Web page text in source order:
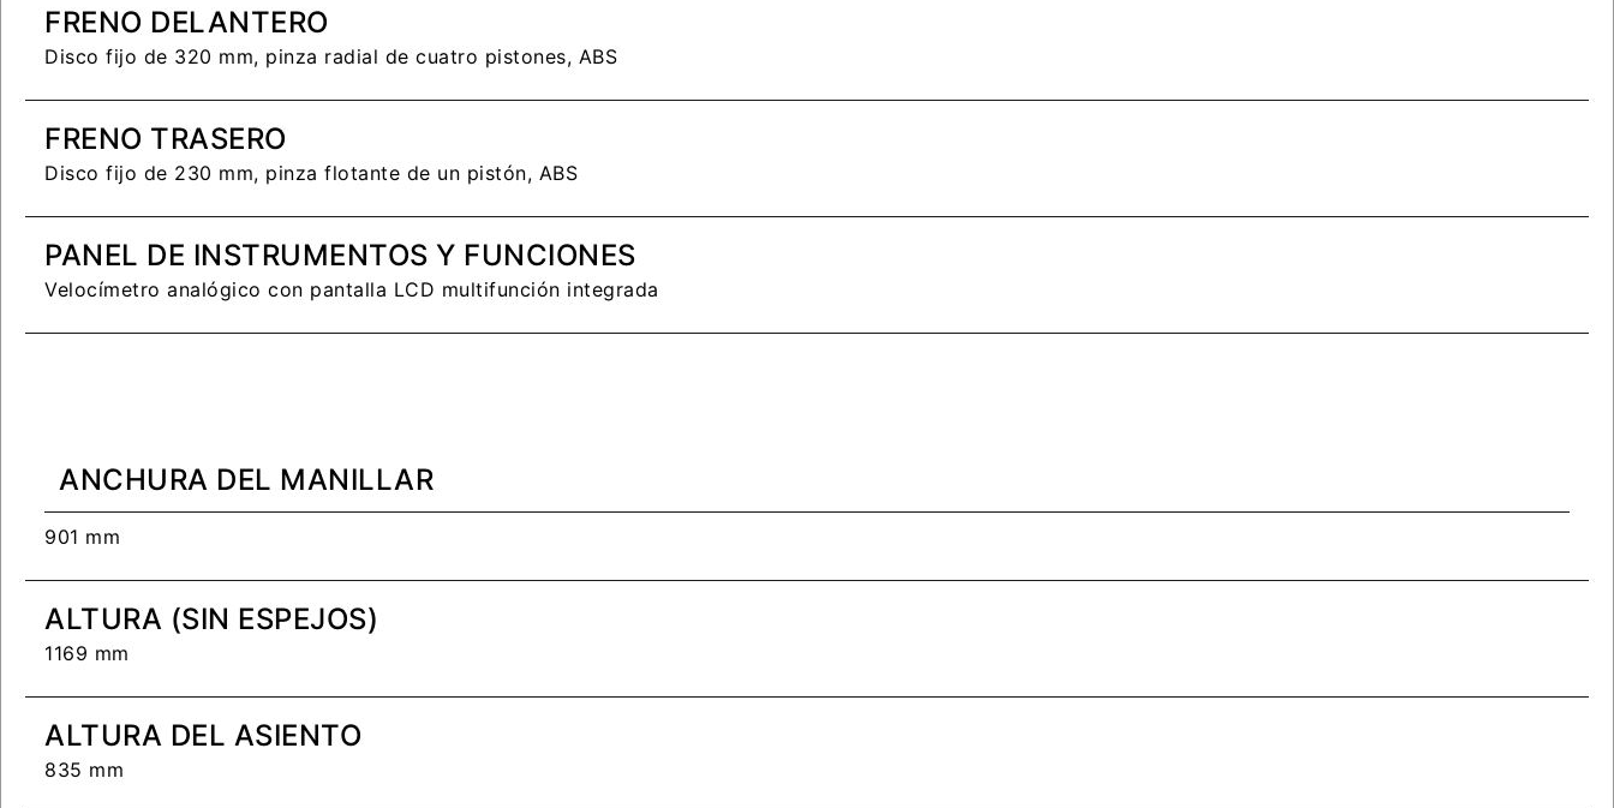
FRENO DELANTERO
Disco fijo de 320 mm, pinza radial de cuatro pistones, ABS
FRENO TRASERO
Disco fijo de 230 mm, pinza flotante de un pistón, ABS
PANEL DE INSTRUMENTOS Y FUNCIONES
Velocímetro analógico con pantalla LCD multifunción integrada
ANCHURA DEL MANILLAR
901 mm
ALTURA (SIN ESPEJOS)
1169 mm
ALTURA DEL ASIENTO
835 mm
Ingresa tu rut y password para acceder. Si aun no tienes una cuenta creada tendrás que
Recuperar contraseña